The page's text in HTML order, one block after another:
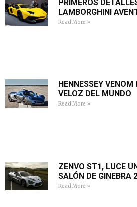
PRIMEROS
LAMBORGHINI
Read More »
HENNESSEY
VELOZ DEL MUNDO
Read More »
ZENVO ST1, LUCE
SALÓN DE GINEBRA
Read More »